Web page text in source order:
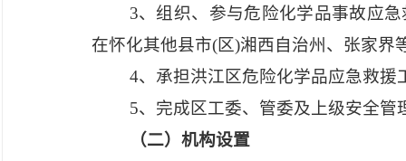
3、组织、参与危险化学品事故应
在怀化其他县市(区)湘西自治州、张家界
4、承担洪江区危险化学品应急救
5、完成区工委、管委及上级安全管
（二）机构设置